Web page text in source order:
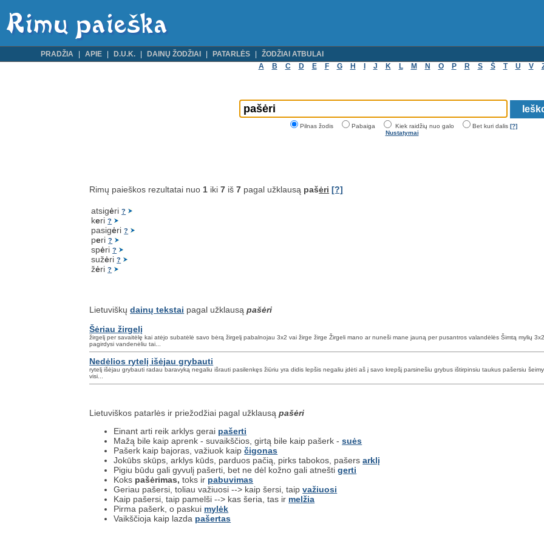
PRADŽIA APIE D.U.K. DAINŲ ŽODŽIAI PATARLĖS
ŽODŽIAI ATBULAI
A
B C D E F G H J K L M N O P R S Š T U V
Pilnas žodis Pabaiga Kiek raidžių nuo galo Bet kuri dalis [?]
Nustatymai
Rimų paieškos rezultatai nuo 1 iki7 iš7 pagal užklausą pašėri [?]
atsigėri?
keri?
pasigėri?
peri?
spėri?
sužėri?
žėri?
Lietuviškųdainų tekstai pagal užklausąpašėri
Šėriau žirgelį
žirgelį per savaitėlę kai atėjo subatėlė savo bėrą žirgelį pabalnojau 3x2 vai žirge žirge Žirgeli mano ar nuneši mane jauną per pusantros valandėlės Šimtą mylių
pagirdysi vandenėliu tai...
Nedėlios rytelį išėjau grybauti
rytelį išėjau grybauti radau baravyką negaliu išrauti pasilenkęs žiūriu yra didis lepšis negaliu įdėti aš į savo krepšį parsinešiu grybus ištirpinsiu taukus pašersiu
visi...
Lietuviškos patarlės ir priežodžiai pagal užklausąpašėri
Einant arti reik arklys gerai pašerti
Mažą bile kaip aprenk - suvaikščios, girtą bile kaip pašerk -suės
Pašerk kaip bajoras, važiuok kaipčigonas
Jokūbs skūps, arklys kūds, parduos pačią, pirks tabokos, pašersarklį
Pigiu būdu gali gyvulį pašerti, bet ne dėl kožno gali atneštigerti
Koks pašėrimas, toks ir pabuvimas
Geriau pašersi, toliau važiuosi --> kaip šersi, taipvažiuosi
Kaip pašersi, taip pamelši --> kas šeria, tas ir melžia
Pirma pašerk, o paskui mylėk
Vaikščioja kaip lazda pašertas